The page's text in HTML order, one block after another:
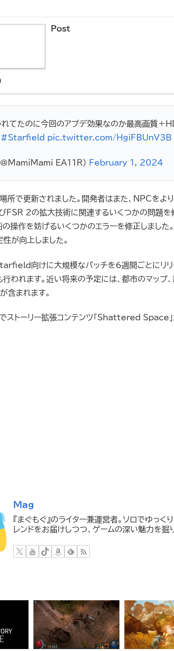
Post
てたのに今回のアプデ効果なのか最高画質＋
#Starfield pic.twitter.com/HgiFBUnV3B
February 1, 2024
所で更新されました。開発者はまた、NPCをよ
FSR 2の拡大技術に関連するいくつかの問題を
操作を妨げるいくつかのエラーを修正しました
が向上しました。
向けに大規模なパッチを6週間ごとにリリ
われます。近い将来の予定には、都市のマップ
含まれます。
ストーリー拡張コンテンツ「Shattered Space」
Mag
『まぐもぐ』のライター兼運営者。ソロでゆっ
レンドをお届けしつつ、ゲームの深い魅力を掘